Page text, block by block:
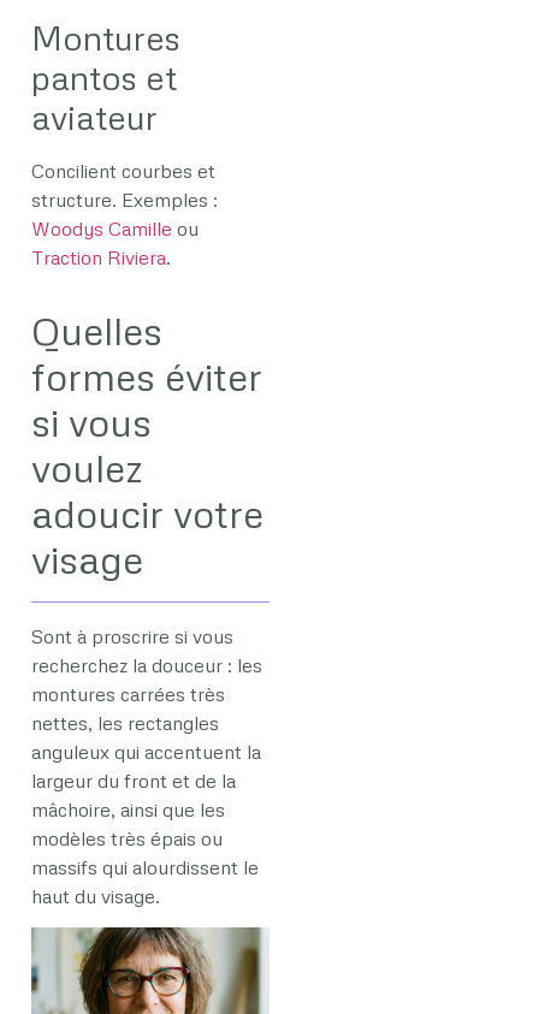
Montures
pantos et
aviateur
Concilient courbes et
structure. Exemples :
Woodys Camille ou
Traction Riviera.
Quelles
formes éviter
si vous
voulez
adoucir votre
visage
Sont à proscrire si vous
recherchez la douceur : les
montures carrées très
nettes, les rectangles
anguleux qui accentuent la
largeur du front et de la
mâchoire, ainsi que les
modèles très épais ou
massifs qui alourdissent le
haut du visage.